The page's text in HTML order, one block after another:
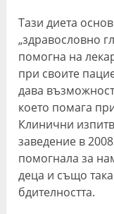
Тази диета
„здравословно
помогна на
при своите
дава
което помага
Клинични
заведение в
помогнала за
деца и също
бдителността.